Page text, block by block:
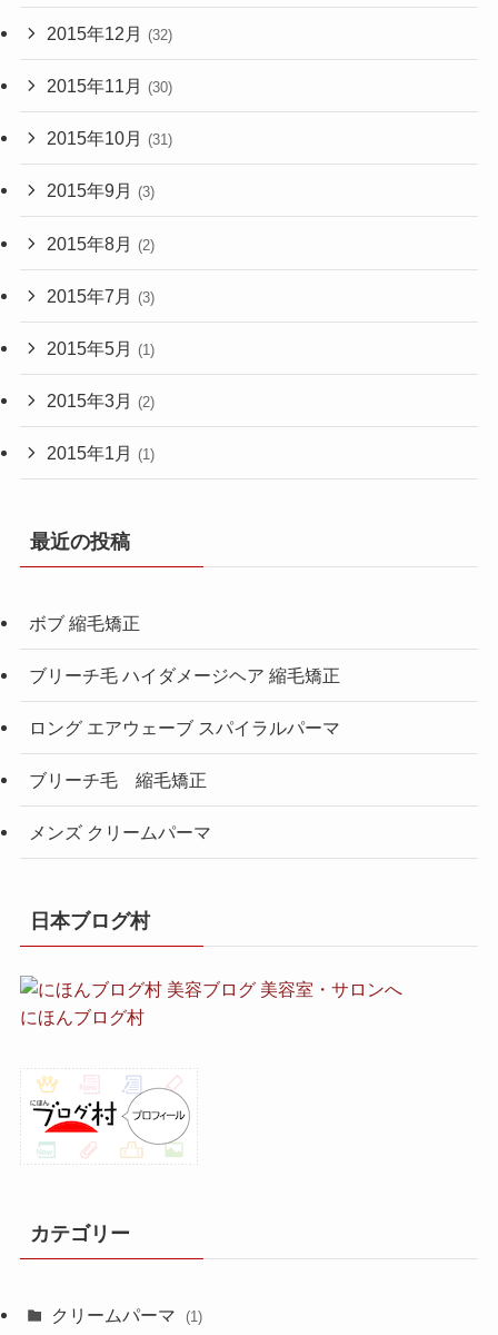
2015年12月 (32)
2015年11月 (30)
2015年10月 (31)
2015年9月 (3)
2015年8月 (2)
2015年7月 (3)
2015年5月 (1)
2015年3月 (2)
2015年1月 (1)
最近の投稿
ボブ 縮毛矯正
ブリーチ毛 ハイダメージヘア 縮毛矯正
ロング エアウェーブ スパイラルパーマ
ブリーチ毛 縮毛矯正
メンズ クリームパーマ
日本ブログ村
にほんブログ村
カテゴリー
クリームパーマ (1)